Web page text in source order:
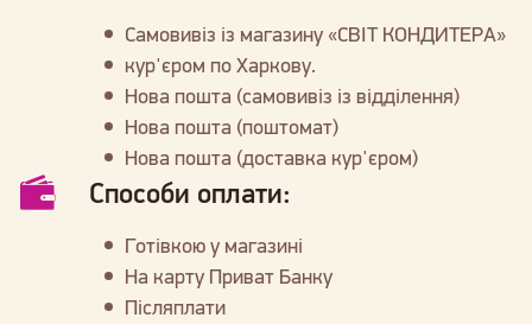
Самовивіз із магазину «СВІТ КОНДИТЕРА»
кур'єром по Харкову.
Нова пошта (самовивіз із відділення)
Нова пошта (поштомат)
Нова пошта (доставка кур'єром)
Способи оплати:
Готівкою у магазині
На карту Приват Банку
Післяплати